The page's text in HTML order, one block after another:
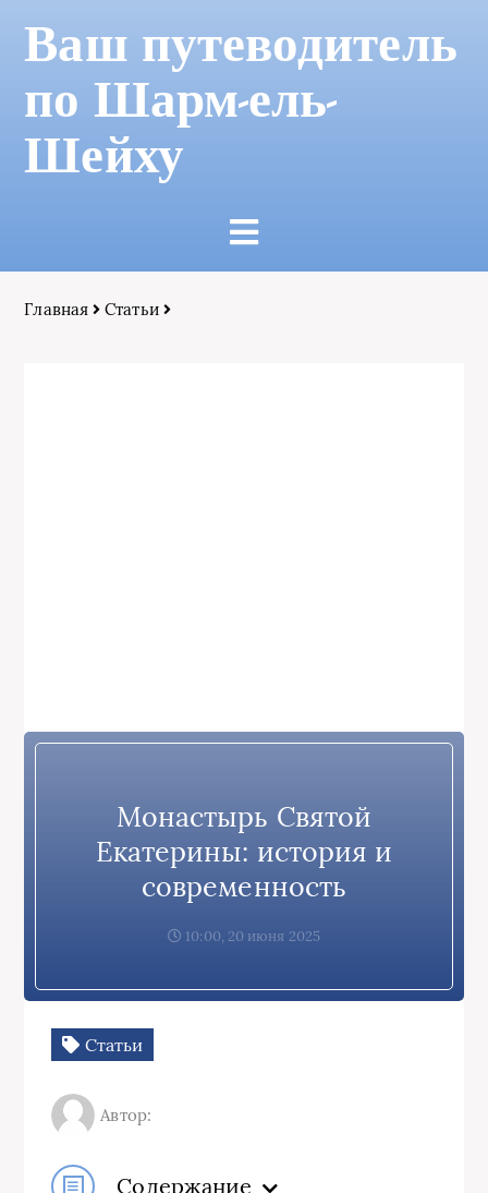
Ваш путеводитель
по Шарм-ель-
Шейху
Главная Статьи
Монастырь Святой
Екатерины: история и
современность
10:00, 20 июня 2025
Статьи
Автор:
Содержание